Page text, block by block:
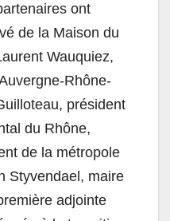
ont
de la Maison du
Wauquiez,
Rhône-
président
du Rhône,
de la métropole
Styvendael, maire
adjointe